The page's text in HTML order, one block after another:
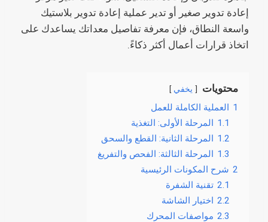
إعادة تدوير صغير أو تدير عملية إعادة تدوير بلاستيك
واسعة النطاق، فإن معرفة تفاصيل معداتك يساعدك على
اتخاذ قرارات أعمال أكثر ذكاءً.
محتويات يخفي
1 العملية الكاملة للعمل
1.1 المرحلة الأولى: التغذية
1.2 المرحلة الثانية: القطع والسحق
1.3 المرحلة الثالثة: الفحص والتفريغ
2 شرح المكونات الرئيسية
2.1 تقنية الشفرة
2.2 اختيار الشاشة
2.3 مواصفات المحرك